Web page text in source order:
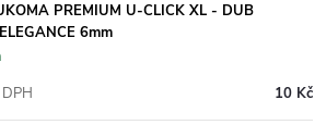
PREMIUM U-CLICK XL - DUB
6mm
10 Kč